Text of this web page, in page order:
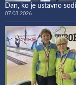
Dan, ko je ustavno
07.08.2026